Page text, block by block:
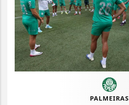
PALMEIRAS